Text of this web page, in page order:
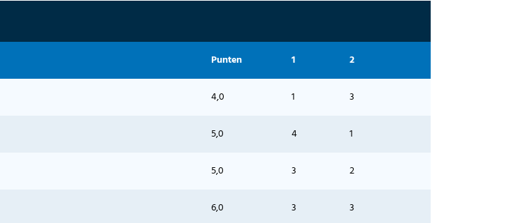
Punten 1 2
4,0 1 3
5,0 4 1
5,0 3 2
6,0 3 3